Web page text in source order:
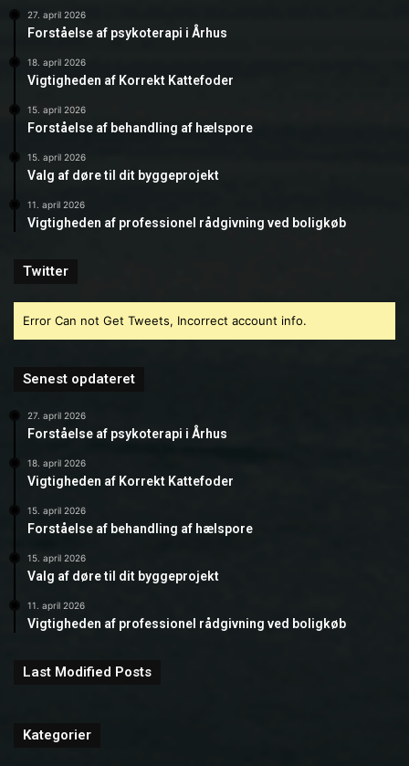
27. april 2026
Forståelse af psykoterapi i Århus
18. april 2026
Vigtigheden af Korrekt Kattefoder
15. april 2026
Forståelse af behandling af hælspore
15. april 2026
Valg af døre til dit byggeprojekt
11. april 2026
Vigtigheden af professionel rådgivning ved boligkøb
Twitter
Error Can not Get Tweets, Incorrect account info.
Senest opdateret
27. april 2026
Forståelse af psykoterapi i Århus
18. april 2026
Vigtigheden af Korrekt Kattefoder
15. april 2026
Forståelse af behandling af hælspore
15. april 2026
Valg af døre til dit byggeprojekt
11. april 2026
Vigtigheden af professionel rådgivning ved boligkøb
Last Modified Posts
Kategorier